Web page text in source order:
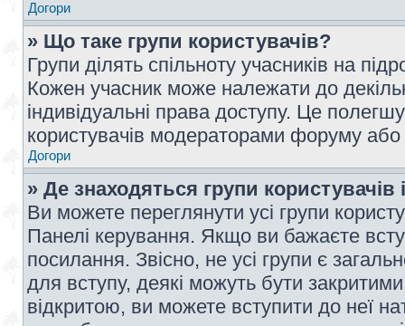
Догори
» Що таке групи користувачів?
Групи ділять спільноту учасників на
Кожен учасник може належати до
індивідуальні права доступу. Це
користувачів модераторами форуму
Догори
» Де знаходяться групи користувачів
Ви можете переглянути усі групи
Панелі керування. Якщо ви бажаєте
посилання. Звісно, не усі групи є
для вступу, деякі можуть бути
відкритою, ви можете вступити до неї